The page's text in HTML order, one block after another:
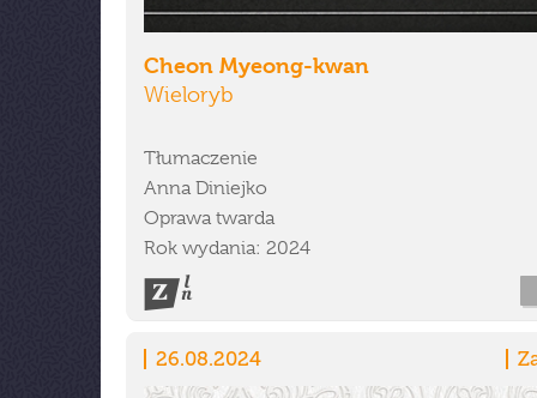
Cheon Myeong-kwan
Wieloryb
Tłumaczenie
Anna Diniejko
Oprawa twarda
Rok wydania: 2024
26.08.2024